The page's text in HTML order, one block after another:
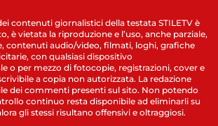
contenuti giornalistici della testata STILETV è
è vietata la riproduzione e l’uso, anche parziale,
contenuti audio/video, filmati, loghi, grafiche
con qualsiasi dispositivo
o per mezzo di fotocopie, registrazioni, cover e
a copia non autorizzata. La redazione
dei commenti presenti sul sito. Non potendo
continuo resta disponibile ad eliminarli su
gli stessi risultano offensivi e oltraggiosi.